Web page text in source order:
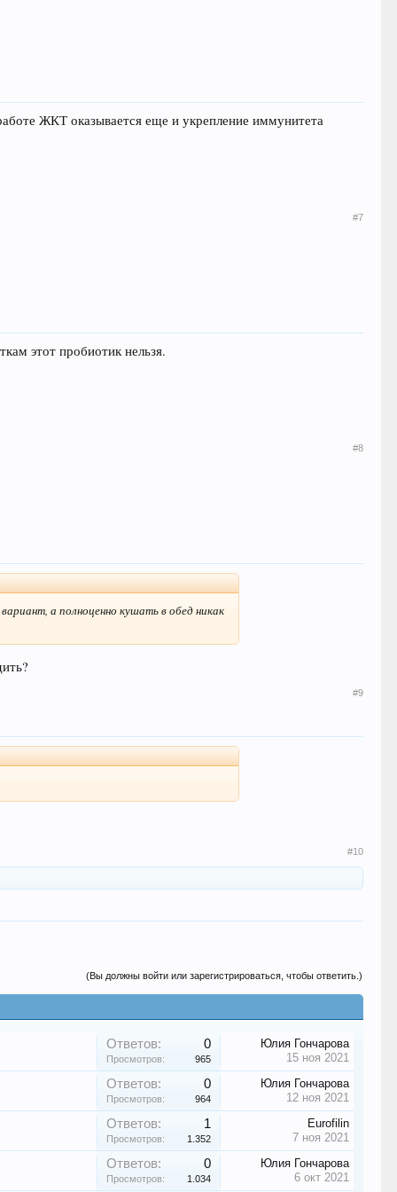
ЖКТ оказывается еще и укрепление иммунитета
#7
этот пробиотик нельзя.
#8
а полноценно кушать в обед никак
#9
#10
(Вы должны войти или зарегистрироваться, чтобы ответить.)
Ответов: 0
Просмотров: 965
Юлия Гончарова
15 ноя 2021
Ответов: 0
Просмотров: 964
Юлия Гончарова
12 ноя 2021
Ответов: 1
Просмотров: 1.352
Eurofilin
7 ноя 2021
Ответов: 0
Просмотров: 1.034
Юлия Гончарова
6 окт 2021